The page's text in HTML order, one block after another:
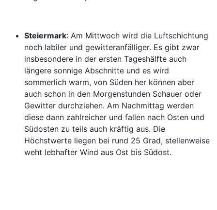
Steiermark: Am Mittwoch wird die Luftschichtung
noch labiler und gewitteranfälliger. Es gibt zwar
insbesondere in der ersten Tageshälfte auch
längere sonnige Abschnitte und es wird
sommerlich warm, von Süden her können aber
auch schon in den Morgenstunden Schauer oder
Gewitter durchziehen. Am Nachmittag werden
diese dann zahlreicher und fallen nach Osten und
Südosten zu teils auch kräftig aus. Die
Höchstwerte liegen bei rund 25 Grad, stellenweise
weht lebhafter Wind aus Ost bis Südost.